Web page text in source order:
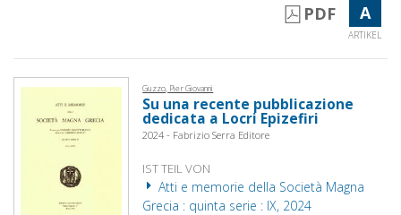
PDF A
ARTIKEL
Guzzo, Pier Giovanni
Su una recente pubblicazione
dedicata a Locri Epizefiri
2024 - Fabrizio Serra Editore
IST TEIL VON
Atti e memorie della Società Magna
Grecia : quinta serie : IX, 2024